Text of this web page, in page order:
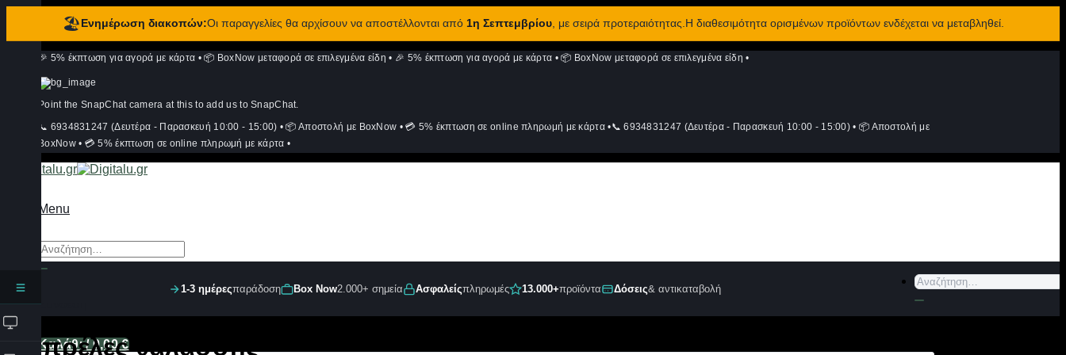
🏖️Ενημέρωση διακοπών:Οι παραγγελίες θα αρχίσουν να αποστέλλονται από 1η Σεπτεμβρίου, με σειρά προτεραιότητας.Η διαθεσιμότητα ορισμένων προϊόντων ενδέχεται να μεταβληθεί.
περιεχόμενο
🎉 5% έκπτωση για αγορά με κάρτα • 📦 BoxNow μεταφορά σε επιλεγμένα είδη • 🎉 5% έκπτωση για αγορά με κάρτα • 📦 BoxNow μεταφορά σε επιλεγμένα είδη •
Point the SnapChat camera at this to add us to SnapChat.
📞 6934831247 (Δευτέρα - Παρασκευή 10:00 - 15:00) • 📦 Αποστολή με BoxNow • 💳 5% έκπτωση σε online πληρωμή με κάρτα •📞 6934831247 (Δευτέρα - Παρασκευή 10:00 - 15:00) • 📦 Αποστολή με
BoxNow • 💳 5% έκπτωση σε online πληρωμή με κάρτα •
Menu
Αναζήτηση
για:
Σύνδεση
Καλάθι /0,00€
1-3 ημέρεςπαράδοση Box Now2.000+ σημεία Ασφαλείςπληρωμές 13.000+προϊόντα Δόσεις& αντικαταβολή
Αναζήτηση
Ομπρέλες θαλάσσης